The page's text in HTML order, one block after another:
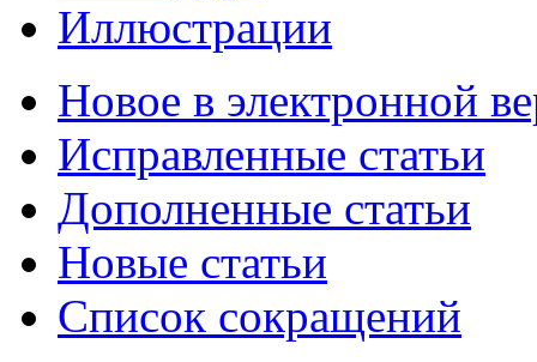
Иллюстрации
Новое в электронной
Исправленные статьи
Дополненные статьи
Новые статьи
Список сокращений